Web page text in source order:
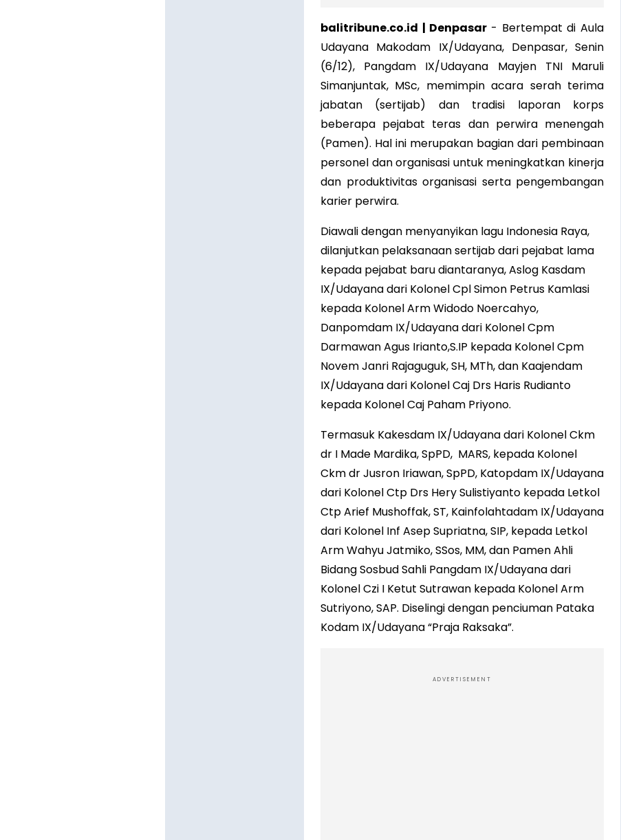
balitribune.co.id | Denpasar - Bertempat di Aula
Udayana Makodam IX/Udayana, Denpasar, Senin
(6/12), Pangdam IX/Udayana Mayjen TNI Maruli
Simanjuntak, MSc, memimpin acara serah terima
jabatan (sertijab) dan tradisi laporan korps
beberapa pejabat teras dan perwira menengah
(Pamen). Hal ini merupakan bagian dari pembinaan
personel dan organisasi untuk meningkatkan kinerja
dan produktivitas organisasi serta pengembangan
karier perwira.
Diawali dengan menyanyikan lagu Indonesia Raya,
dilanjutkan pelaksanaan sertijab dari pejabat lama
kepada pejabat baru diantaranya, Aslog Kasdam
IX/Udayana dari Kolonel Cpl Simon Petrus Kamlasi
kepada Kolonel Arm Widodo Noercahyo,
Danpomdam IX/Udayana dari Kolonel Cpm
Darmawan Agus Irianto,S.IP kepada Kolonel Cpm
Novem Janri Rajaguguk, SH, MTh, dan Kaajendam
IX/Udayana dari Kolonel Caj Drs Haris Rudianto
kepada Kolonel Caj Paham Priyono.
Termasuk Kakesdam IX/Udayana dari Kolonel Ckm
dr I Made Mardika, SpPD, MARS, kepada Kolonel
Ckm dr Jusron Iriawan, SpPD, Katopdam IX/Udayana
dari Kolonel Ctp Drs Hery Sulistiyanto kepada Letkol
Ctp Arief Mushoffak, ST, Kainfolahtadam IX/Udayana
dari Kolonel Inf Asep Supriatna, SIP, kepada Letkol
Arm Wahyu Jatmiko, SSos, MM, dan Pamen Ahli
Bidang Sosbud Sahli Pangdam IX/Udayana dari
Kolonel Czi I Ketut Sutrawan kepada Kolonel Arm
Sutriyono, SAP. Diselingi dengan penciuman Pataka
Kodam IX/Udayana “Praja Raksaka”.
ADVERTISEMENT